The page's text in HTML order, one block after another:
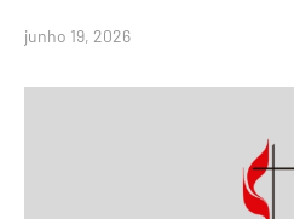
junho 19, 2026